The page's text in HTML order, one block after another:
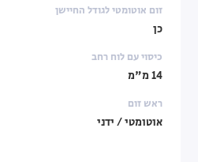
זום אוטומטי לגודל החיישן
כן
כיסוי עם לוח רחב
14 מ"מ
ראש זום
אוטומטי / ידני